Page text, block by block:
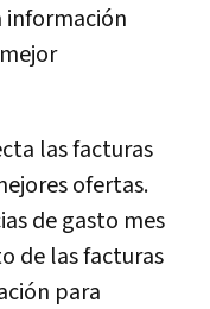
información
las facturas
ofertas.
de gasto mes
de las facturas
para